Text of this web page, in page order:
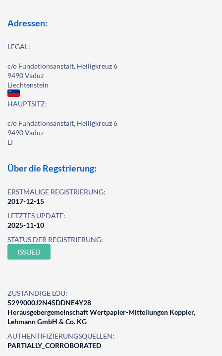
Adressen:
LEGAL:
c/o Fundationsanstalt, Heiligkreuz 6
9490 Vaduz
Liechtenstein
HAUPTSITZ:
c/o Fundationsanstalt, Heiligkreuz 6
9490 Vaduz
LI
Über die Regstrierung:
ERSTMALIGE REGISTRIERUNG:
2017-12-15
LETZTES UPDATE:
2025-11-10
STATUS DER REGISTRIERUNG:
ISSUED
ZUSTÄNDIGE LOU:
5299000J2N45DDNE4Y28
Herausgebergemeinschaft Wertpapier-Mitteilungen Keppler,
Lehmann GmbH & Co. KG
AUTHENTIFIZIERUNGSQUELLEN:
PARTIALLY_CORROBORATED